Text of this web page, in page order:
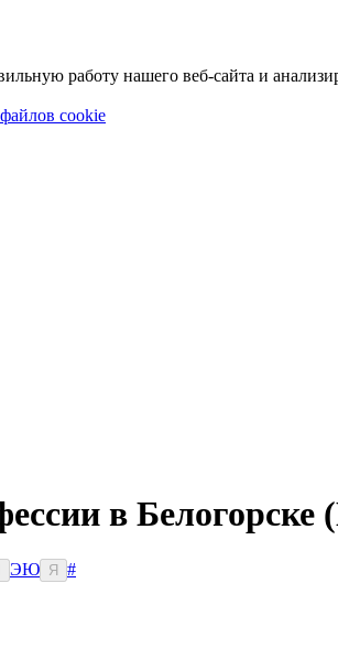
работу нашего веб-сайта и
cookie
в Белогорске
ЭЮ Я
#